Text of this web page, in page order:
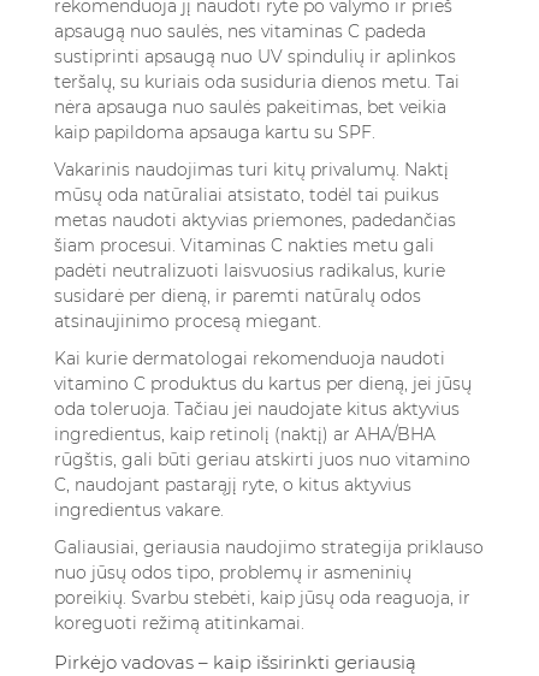
rekomenduoja jį naudoti ryte po valymo ir prieš
apsaugą nuo saulės, nes vitaminas C padeda
sustiprinti apsaugą nuo UV spindulių ir aplinkos
teršalų, su kuriais oda susiduria dienos metu. Tai
nėra apsauga nuo saulės pakeitimas, bet veikia
kaip papildoma apsauga kartu su SPF.
Vakarinis naudojimas turi kitų privalumų. Naktį
mūsų oda natūraliai atsistato, todėl tai puikus
metas naudoti aktyvias priemones, padedančias
šiam procesui. Vitaminas C nakties metu gali
padėti neutralizuoti laisvuosius radikalus, kurie
susidarė per dieną, ir paremti natūralų odos
atsinaujinimo procesą miegant.
Kai kurie dermatologai rekomenduoja naudoti
vitamino C produktus du kartus per dieną, jei jūsų
oda toleruoja. Tačiau jei naudojate kitus aktyvius
ingredientus, kaip retinolį (naktį) ar AHA/BHA
rūgštis, gali būti geriau atskirti juos nuo vitamino
C, naudojant pastarąjį ryte, o kitus aktyvius
ingredientus vakare.
Galiausiai, geriausia naudojimo strategija priklauso
nuo jūsų odos tipo, problemų ir asmeninių
poreikių. Svarbu stebėti, kaip jūsų oda reaguoja, ir
koreguoti režimą atitinkamai.
Pirkėjo vadovas – kaip išsirinkti geriausią